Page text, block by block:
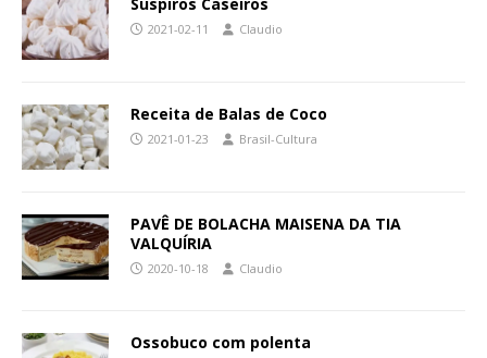
2021-02-11 Claudio
Receita de Balas de Coco
2021-01-23 Brasil-Cultura
PAVÊ DE BOLACHA MAISENA DA TIA
VALQUÍRIA
2020-10-18 Claudio
Ossobuco com polenta